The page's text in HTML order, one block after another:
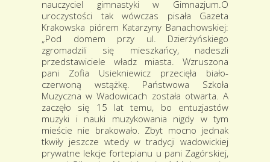
nauczyciel gimnastyki w Gimnazjum.O
uroczystości tak wówczas pisała Gazeta
Krakowska piórem Katarzyny Banachowskiej:
„Pod domem przy ul. Dzierżyńskiego
zgromadzili się mieszkańcy, nadeszli
przedstawiciele władz miasta. Wzruszona
pani Zofia Usiekniewicz przecięła biało-
czerwoną wstążkę. Państwowa Szkoła
Muzyczna w Wadowicach została otwarta. A
zaczęło się 15 lat temu, bo entuzjastów
muzyki i nauki muzykowania nigdy w tym
mieście nie brakowało. Zbyt mocno jednak
tkwiły jeszcze wtedy w tradycji wadowickiej
prywatne lekcje fortepianu u pani Zagórskiej,